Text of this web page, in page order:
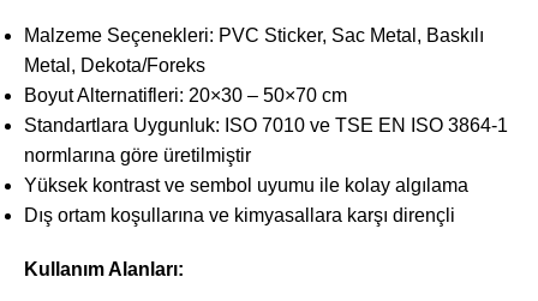
Malzeme Seçenekleri: PVC Sticker, Sac Metal, Baskılı
Metal, Dekota/Foreks
Boyut Alternatifleri: 20×30 – 50×70 cm
Standartlara Uygunluk: ISO 7010 ve TSE EN ISO 3864-1
normlarına göre üretilmiştir
Yüksek kontrast ve sembol uyumu ile kolay algılama
Dış ortam koşullarına ve kimyasallara karşı dirençli
Kullanım Alanları: